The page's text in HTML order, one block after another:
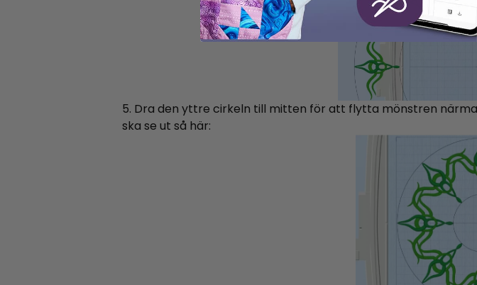
5. Dra den yttre cirkeln till mitten för att flytta mönstren
ska se ut så här: